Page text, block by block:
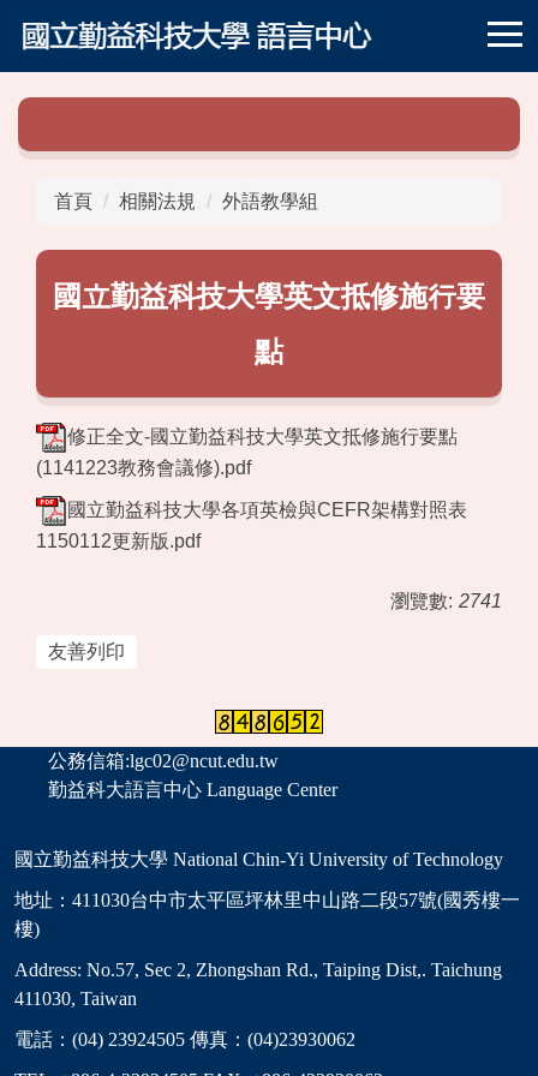
跳
到
主
要
首頁 相關法規 外語教學組
國立勤益科技大學英文抵修施行要
點
修正全文-國立勤益科技大學英文抵修施行要點
(1141223教務會議修).pdf
國立勤益科技大學各項英檢與CEFR架構對照表
1150112更新版.pdf
瀏覽數: 2741
友善列印
國立勤益科技大學 National Chin-Yi University of Technology
地址：411030台中市太平區坪林里中山路二段57號(國秀樓一
樓)
Address: No.57, Sec 2, Zhongshan Rd., Taiping Dist,. Taichung
411030, Taiwan
電話：(04) 23924505 傳真：(04)23930062
公務信箱:lgc02@ncut.edu.tw
勤益科大語言中心 Language Center